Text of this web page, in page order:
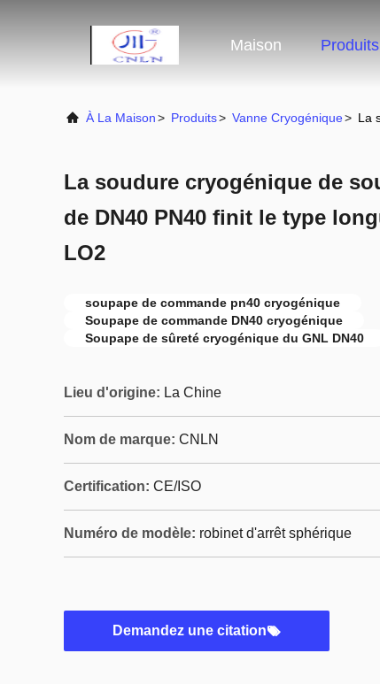
Maison Produits
À La Maison> Produits> Vanne Cryogénique> La
La soudure cryogénique de
de DN40 PN40 finit le type
LO2
soupape de commande pn40 cryogénique
Soupape de commande DN40 cryogénique
Soupape de sûreté cryogénique du GNL DN40
Lieu d'origine: La Chine
Nom de marque: CNLN
Certification: CE/ISO
Numéro de modèle: robinet d'arrêt sphérique
Demandez une citation